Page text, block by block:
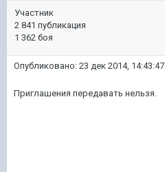
Участник
2 841 публикация
1 362 боя
Опубликовано: 23 дек 2014, 14:43:47
Приглашения передавать нельзя.